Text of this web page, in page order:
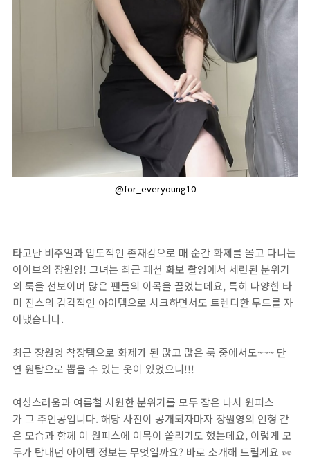
@for_everyoung10
타고난 비주얼과 압도적인 존재감으로 매 순간 화제를 몰고 다니는
아이브의 장원영! 그녀는 최근 패션 화보 촬영에서 세련된 분위기
의 룩을 선보이며 많은 팬들의 이목을 끌었는데요, 특히 다양한 타
미 진스의 감각적인 아이템으로 시크하면서도 트렌디한 무드를 자
아냈습니다.
최근 장원영 착장템으로 화제가 된 많고 많은 룩 중에서도~~~ 단
연 원탑으로 뽑을 수 있는 옷이 있었으니!!!
여성스러움과 여름철 시원한 분위기를 모두 잡은 나시 원피스
가 그 주인공입니다. 해당 사진이 공개되자마자 장원영의 인형 같
은 모습과 함께 이 원피스에 이목이 쏠리기도 했는데요, 이렇게 모
두가 탐내던 아이템 정보는 무엇일까요? 바로 소개해 드릴게요 👀